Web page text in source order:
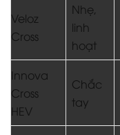
Veloz
Cross
Nhẹ,
linh
hoạt
Innova
Cross
HEV
Chắc
tay